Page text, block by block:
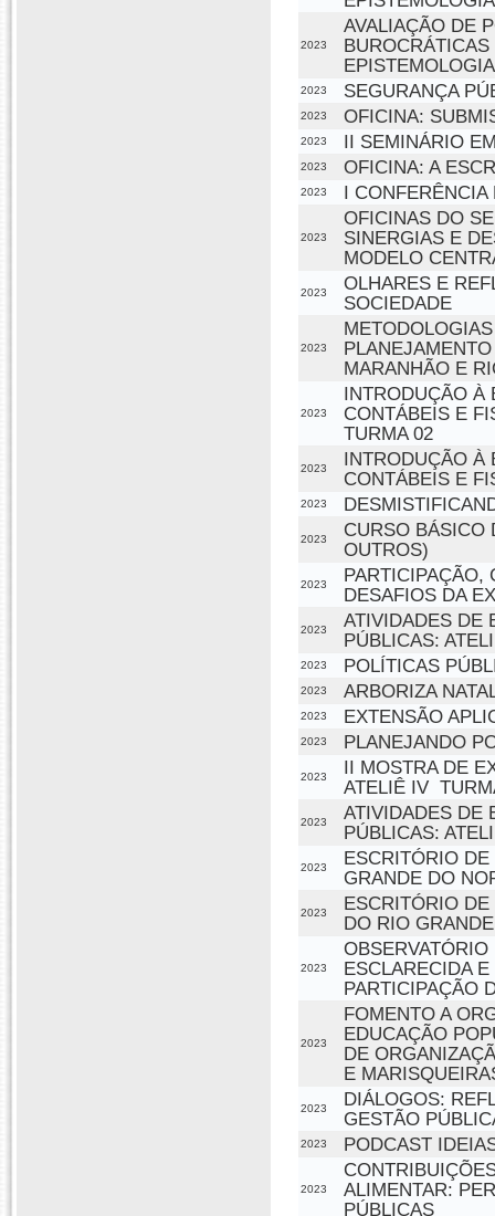
2023
AVALIAÇÃO DE
2023 SEGURANÇA
2023 OFICINA:
2023 II SEMINÁRIO
2023 OFICINA: A
2023 I
2023
OFICINAS DO
SINERGIAS E
MODELO
2023
OLHARES E
SOCIEDADE
2023
MARANHÃO E
2023
INTRODUÇÃO À
CONTÁBEIS E
TURMA 02
2023
INTRODUÇÃO À
CONTÁBEIS E
2023
2023
CURSO BÁSICO
OUTROS)
2023
PARTICIPAÇÃO,
DESAFIOS DA
2023
ATIVIDADES DE
PÚBLICAS:
2023 POLÍTICAS
2023 ARBORIZA
2023 EXTENSÃO
2023 PLANEJANDO
2023
II MOSTRA DE
ATELIÊ IV 
2023
ATIVIDADES DE
PÚBLICAS:
2023
ESCRITÓRIO
GRANDE DO
2023
ESCRITÓRIO
DO RIO
2023
ESCLARECIDA
PARTICIPAÇÃO
2023
FOMENTO A
EDUCAÇÃO
DE
E
2023
DIÁLOGOS:
GESTÃO
2023 PODCAST
2023
ALIMENTAR:
PÚBLICAS